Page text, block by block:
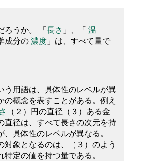
ろうか。 「長さ 」、「 温
成分の濃度 」は、すべて量で
う用語は、具体性のレベルが異
の概念を表すことがある。例え
（２）円の直径（３）ある金
直径は、すべて長さの次元を持
、具体性のレベルが異なる。
対象となるのは、（３）のよう
特定の値を持つ量である。